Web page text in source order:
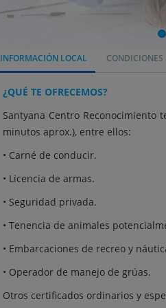
INFORMACIÓN LOCAL CONDICIONES
¿QUÉ TE OFRECEMOS?
Santyana Centro
minutos aprox.), entre ellos:
• Carné de conducir.
• Licencia de armas.
• Seguridad privada.
• Tenencia de animales
• Embarcaciones de recreo y
• Operador de manejo de grúas.
Otros certificados ordinarios y